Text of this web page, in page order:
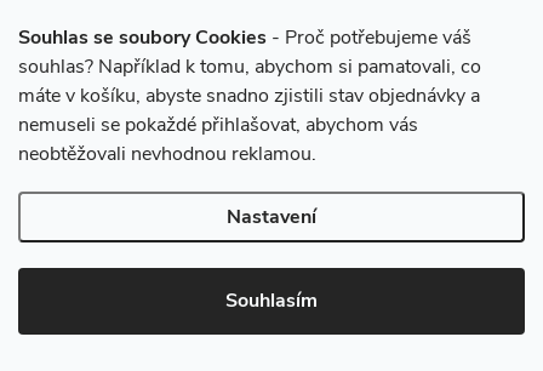
Souhlas se soubory Cookies - Proč potřebujeme váš
souhlas? Například k tomu, abychom si pamatovali, co
máte v košíku, abyste snadno zjistili stav objednávky a
nemuseli se pokaždé přihlašovat, abychom vás
neobtěžovali nevhodnou reklamou.
Nastavení
Souhlasím
2000mAh Zlatá
449 Kč
Skladem
VOOPOO VINCI S je elegantní
systém s velkokapacitní baterií
2000mAh Černá
449 Kč
VOOPOO VINCI S je elegantní
a mimořádně úsporný pod